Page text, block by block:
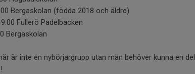
Bergaskolan (födda 2018 och äldre)
Fullerö Padelbacken
Bergaskolan
är inte en nybörjargrupp utan man behöver kunna en del